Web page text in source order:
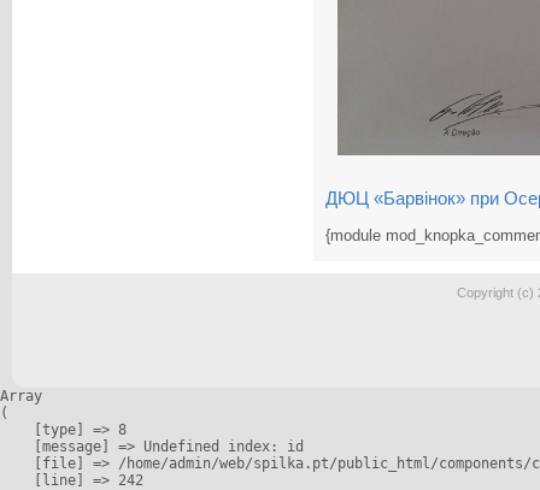
ДЮЦ «Барвінок» при
{module
Copyright (c)
Array
(
    [type] => 8
    [message] => Undefined index: id
[file] => /home/admin/web/spilka.pt/public_html/
    [line] => 242